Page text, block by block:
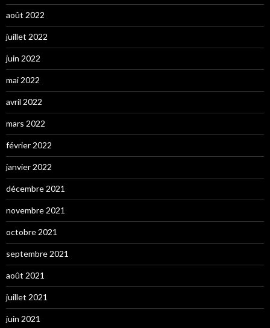
août 2022
juillet 2022
juin 2022
mai 2022
avril 2022
mars 2022
février 2022
janvier 2022
décembre 2021
novembre 2021
octobre 2021
septembre 2021
août 2021
juillet 2021
juin 2021